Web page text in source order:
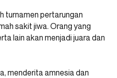
turnamen pertarungan
sakit jiwa. Orang yang
lain akan menjadi juara dan
menderita amnesia dan